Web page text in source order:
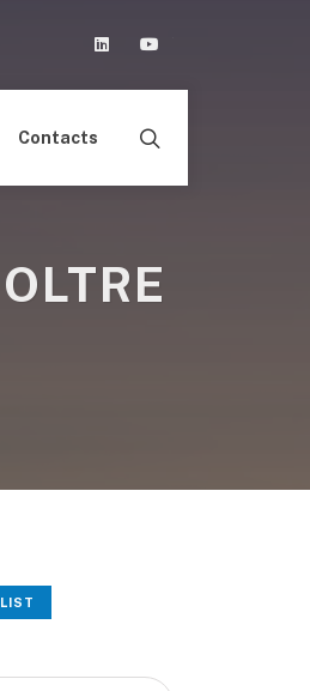
Linkedin
Contacts